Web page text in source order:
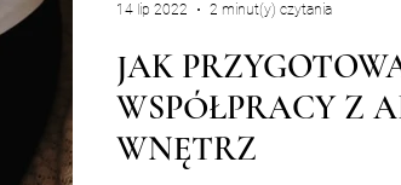
JAK
WSPÓŁPRACY Z
WNĘTRZ
14 lip 2022 2 minut(y) czytania